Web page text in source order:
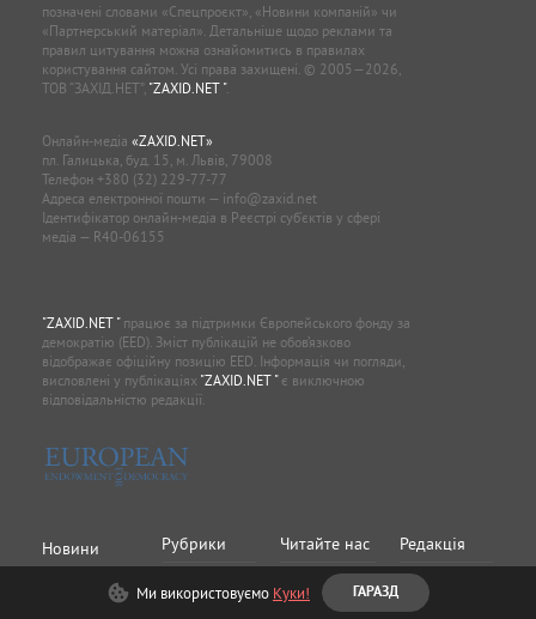
позначені словами «Спецпроєкт», «Новини компаній» чи
«Партнерський матеріал». Детальніше щодо реклами та
правил цитування можна ознайомитись в правилах
користування сайтом. Усі права захищені. © 2005—2026,
ТОВ “ЗАХІД.НЕТ”, "ZAXID.NET ".
Онлайн-медіа «ZAXID.NET»
пл. Галицька, буд. 15, м. Львів, 79008
Телефон +380 (32) 229-77-77
Адреса електронної пошти — info@zaxid.net
Ідентифікатор онлайн-медіа в Реєстрі суб'єктів у сфері
медіа — R40-06155
"ZAXID.NET "працює за підтримки Європейського фонду за
демократію (EED). Зміст публікацій не обов’язково
відображає офіційну позицію EED. Інформація чи погляди,
висловлені у публікаціях "ZAXID.NET "є виключною
відповідальністю редакції.
Новини
Рубрики Читайте нас
Facebook
Редакція
Про нас
Редакційна
Ми використовуємо Куки! ГАРАЗД